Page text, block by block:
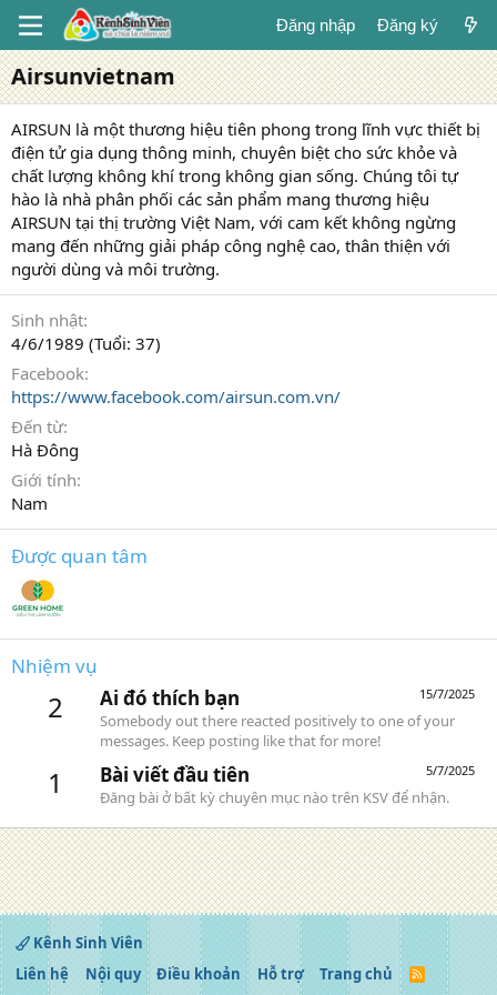
Đăng nhập Đăng ký
Airsunvietnam
AIRSUN là một thương hiệu tiên phong trong lĩnh vực thiết bị
điện tử gia dụng thông minh, chuyên biệt cho sức khỏe và
chất lượng không khí trong không gian sống. Chúng tôi tự
hào là nhà phân phối các sản phẩm mang thương hiệu
AIRSUN tại thị trường Việt Nam, với cam kết không ngừng
mang đến những giải pháp công nghệ cao, thân thiện với
người dùng và môi trường.
Sinh nhật
4/6/1989 (Tuổi: 37)
Facebook
https://www.facebook.com/airsun.com.vn/
Đến từ
Hà Đông
Giới tính
Nam
Được quan tâm
Nhiệm vụ
2 15/7/2025
Ai đó thích bạn
Somebody out there reacted positively to one of your
messages. Keep posting like that for more!
1 5/7/2025
Bài viết đầu tiên
Đăng bài ở bất kỳ chuyên mục nào trên KSV để nhận.
Kênh Sinh Viên
Liên hệ
Nội quy Điều khoản Hỗ trợ Trang chủ
R